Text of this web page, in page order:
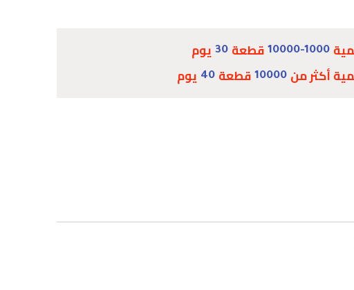
10000-1000 قطعة 30 يوم
أكثر من 10000 قطعة 40 يوم